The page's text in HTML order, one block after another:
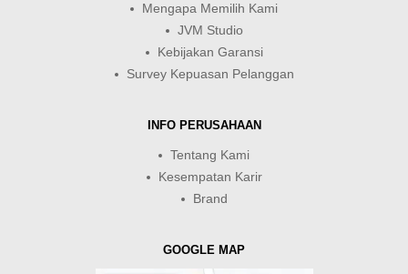
Mengapa Memilih Kami
JVM Studio
Kebijakan Garansi
Survey Kepuasan Pelanggan
INFO PERUSAHAAN
Tentang Kami
Kesempatan Karir
Brand
GOOGLE MAP